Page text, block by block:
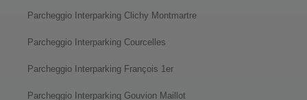
Parcheggio Interparking Clichy Montmartre
Parcheggio Interparking Courcelles
Parcheggio Interparking François 1er
Parcheggio Interparking Gouvion Maillot